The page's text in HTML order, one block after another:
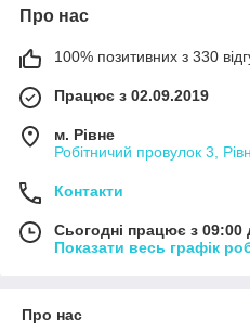
Про нас
100% позитивних з 330
Працює з 02.09.2019
м. Рівне
Робітничий провулок 3,
Контакти
Сьогодні працює з 09:00
Показати весь графік
Про нас